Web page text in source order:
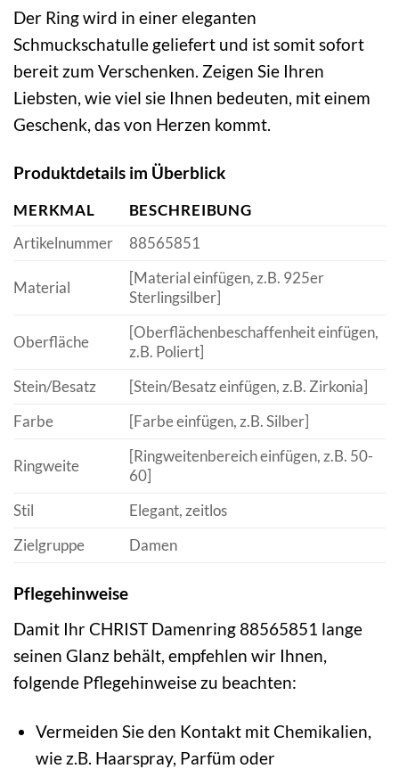
Der Ring wird in einer eleganten
Schmuckschatulle geliefert und ist somit sofort
bereit zum Verschenken. Zeigen Sie Ihren
Liebsten, wie viel sie Ihnen bedeuten, mit einem
Geschenk, das von Herzen kommt.
Produktdetails im Überblick
MERKMAL
BESCHREIBUNG
Artikelnummer
88565851
Material
[Material einfügen, z.B. 925er
Sterlingsilber]
Oberfläche
[Oberflächenbeschaffenheit einfügen,
z.B. Poliert]
Stein/Besatz
[Stein/Besatz einfügen, z.B. Zirkonia]
Farbe
[Farbe einfügen, z.B. Silber]
Ringweite
[Ringweitenbereich einfügen, z.B. 50-
60]
Stil
Elegant, zeitlos
Zielgruppe
Damen
Pflegehinweise
Damit Ihr CHRIST Damenring 88565851 lange
seinen Glanz behält, empfehlen wir Ihnen,
folgende Pflegehinweise zu beachten:
Vermeiden Sie den Kontakt mit Chemikalien,
wie z.B. Haarspray, Parfüm oder